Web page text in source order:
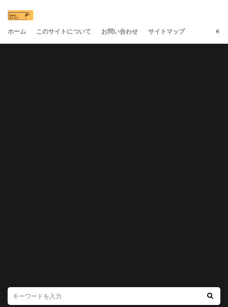
ホーム このサイトについて お問い合わせ サイトマップ